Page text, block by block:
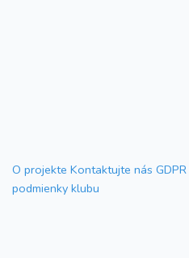
O projekte Kontaktujte nás GDPR
podmienky klubu